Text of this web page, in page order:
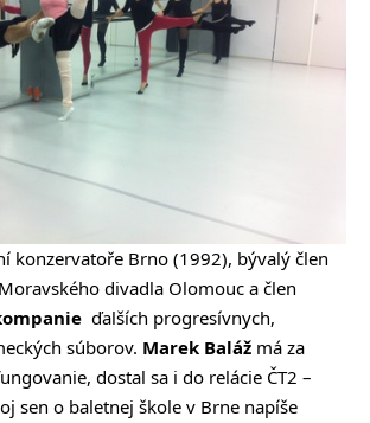
konzervatoře Brno (1992), bývalý člen
divadla Olomouc a člen
ďalších progresívnych,
súborov. Marek Baláž má za
dostal sa i do relácie ČT2 –
sen o baletnej škole v Brne napíše